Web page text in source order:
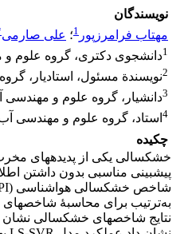
نویسندگان
مهتاب فرامرزپور 1؛ علی صارمی
1دانشجوی دکتری، گروه علوم و
2نویسندة مسئول، استادیار،
3دانشیار، گروه علوم و مهندسی‌
4 استاد، گروه علوم و مهندسی‌
چکیده
خشک‏سالی یکی از پدیده‏های مخرب